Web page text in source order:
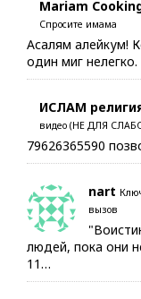
Mariam
Спросите имама
Асалям алейкум!
один миг
ИСЛАМ
видео (НЕ ДЛЯ
79626365590
nart
вызов
людей, пока они
11…